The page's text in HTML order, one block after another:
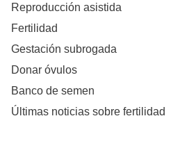
Reproducción asistida
Fertilidad
Gestación subrogada
Donar óvulos
Banco de semen
Últimas noticias sobre fertilidad